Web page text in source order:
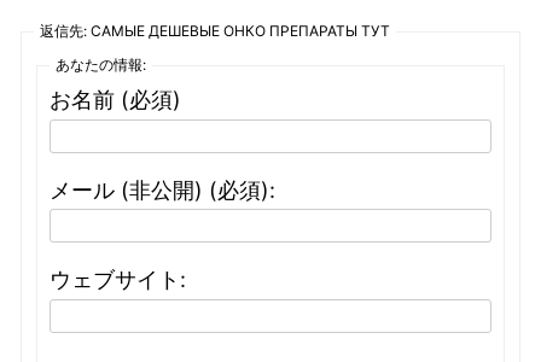
返信先: САМЫЕ ДЕШЕВЫЕ ОНКО ПРЕПАРАТЫ ТУТ
あなたの情報:
お名前 (必須)
メール (非公開) (必須):
ウェブサイト: